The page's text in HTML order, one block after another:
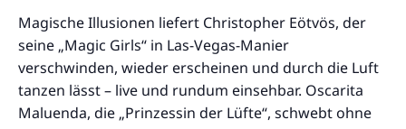
Magische Illusionen liefert Christopher Eötvös, der
seine „Magic Girls“ in Las-Vegas-Manier
verschwinden, wieder erscheinen und durch die Luft
tanzen lässt – live und rundum einsehbar. Oscarita
Maluenda, die „Prinzessin der Lüfte“, schwebt ohne